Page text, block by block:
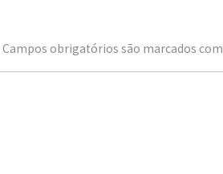
Campos obrigatórios são marcados com